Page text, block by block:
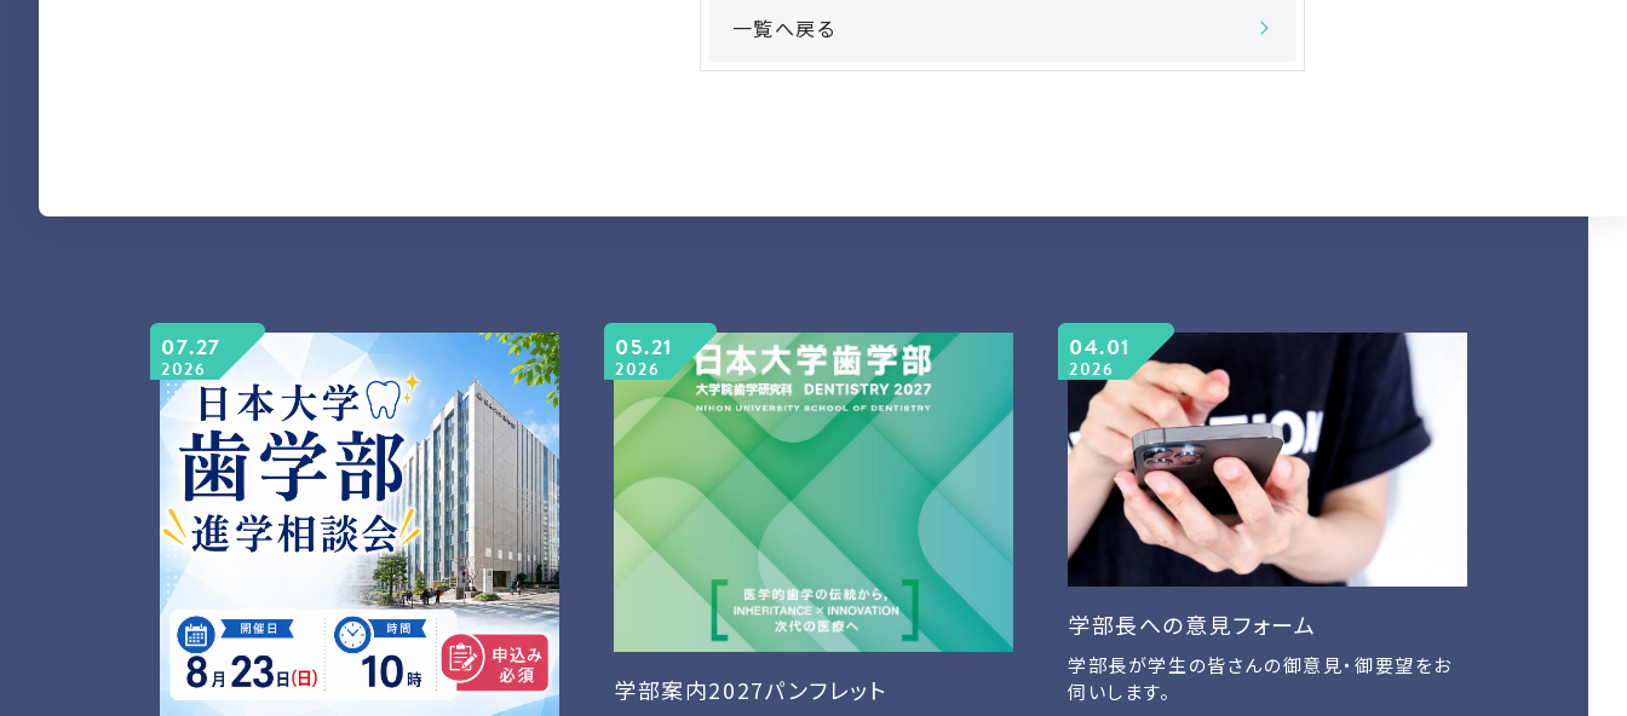
一覧へ戻る
07.27
2026
学部案内2027パンフレット
05.21
2026
学部長への意見フォーム
04.01
2026
学部長が学生の皆さんの御意見・御要望をお
伺いします。